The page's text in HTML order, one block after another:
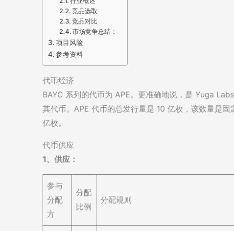
竞品选取
竞品对比
市场竞争总结：
项目风险
参考资料
代币经济
BAYC 系列的代币为 APE。更准确地说，是 Yuga
其代币。APE 代币的总发行量是 10 亿枚，该数量是
亿枚。
代币供应
1、供应：
参与
分配
方
分配
比例
分配规则